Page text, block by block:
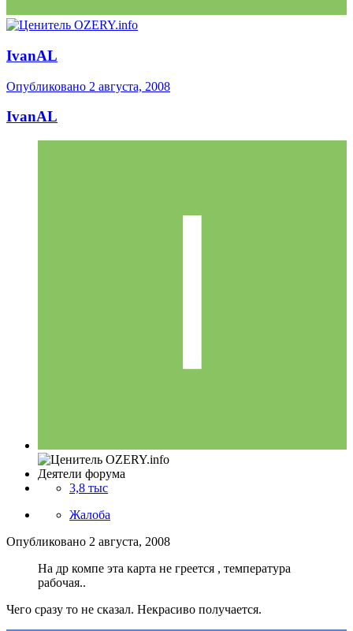
IvanAL
Опубликовано 2 августа, 2008
IvanAL
Деятели форума
3,8 тыс
Жалоба
Опубликовано 2 августа, 2008
На др компе эта карта не греется , температура
рабочая..
Чего сразу то не сказал. Некрасиво получается.